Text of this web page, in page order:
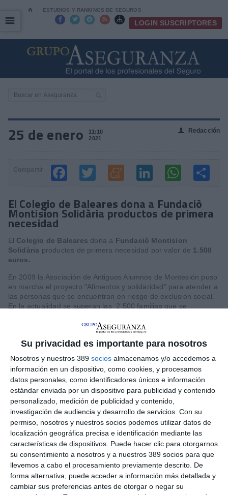
Su privacidad es importante para nosotros
Nosotros y nuestros 389 socios almacenamos y/o accedemos a
información en un dispositivo, como cookies, y procesamos
datos personales, como identificadores únicos e información
estándar enviada por un dispositivo para publicidad y contenido
personalizado, medición de publicidad y contenido,
investigación de audiencia y desarrollo de servicios. Con su
permiso, nosotros y nuestros socios podemos utilizar datos de
localización geográfica precisa e identificación mediante las
características de dispositivos. Puede hacer clic para otorgarnos
su consentimiento a nosotros y a nuestros 389 socios para que
llevemos a cabo el procesamiento previamente descrito. De
forma alternativa, puede acceder a información más detallada y
cambiar sus preferencias antes de otorgar o negar su
⌂ ESTUDIOS Y RANKINGS DE SEGUROS
     LOGIN SUSCRIPTORES
☰
☰
25 de enero
11:10
2021
👤 Redacción
El Colegio de Baleares dona a Fundaciò
Montision Solidària productos de primera
necesidad
El Colegio de Baleares dona a Fundaciò Montision
Solidària productos de primera necesidad por valor de 1.500
euros.
En 2009 la Asociación de Antiguos Alumnos de Montesión puso
en marcha el proyecto "Alimentos y solidaridad" para atender a
las personas que se encuentran en riesgo de exclusión social.
En la actualidad se superan las 2.500 familias que se
cuales 1500 son menores de 10 años. La Asociación cuenta
con un voluntariado de más de 200 personas.
LO ÚLTIMO
Reale asegura la 72ª edición del Festival Internacional de Teatro
Clásico de Mérida
Aún quedan reglamentos pendientes para completar la Ley
5/2025 del seguro obligatorio
Swiss Re aumenta su beneficio neto un 9% hasta los 2.800
millones de dólares en el primer semestre
Avanza: "El seguro continúa canalizando el ahorro de las
familias"
La movilidad internacional plantea nuevos retos para el seguro
de Decesos